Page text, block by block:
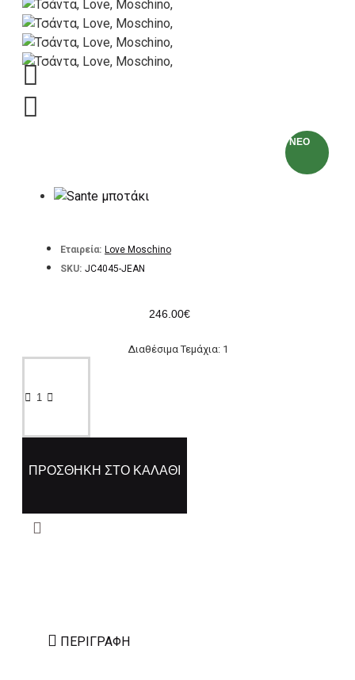
NEO
Εταιρεία: Love Moschino
SKU: JC4045-JEAN
246.00€
Διαθέσιμα Τεμάχια: 1
ΠΡΟΣΘΉΚΗ ΣΤΟ ΚΑΛΆΘΙ
ΠΕΡΙΓΡΑΦΉ